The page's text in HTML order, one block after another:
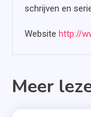
schrijven en
Website http://
Meer